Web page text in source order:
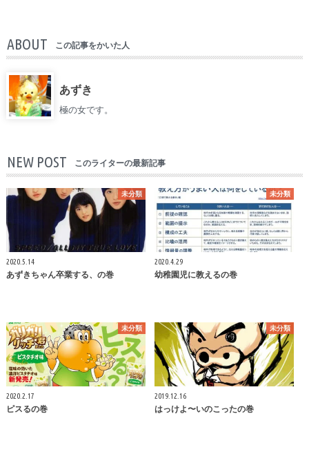
ABOUT この記事をかいた人
あずき
極の女です。
NEW POST このライターの最新記事
未分類
2020.5.14
あずきちゃん卒業する、の巻
未分類
2020.4.29
幼稚園児に教えるの巻
未分類
2020.2.17
ピスるの巻
未分類
2019.12.16
はっけよ〜いのこったの巻